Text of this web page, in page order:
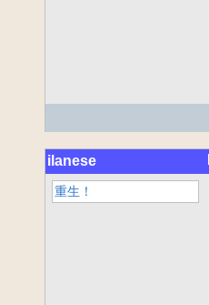
ilanese
重生！